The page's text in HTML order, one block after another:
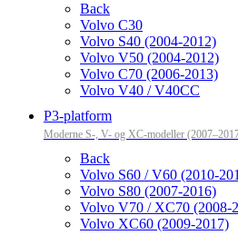
Back
Volvo C30
Volvo S40 (2004-2012)
Volvo V50 (2004-2012)
Volvo C70 (2006-2013)
Volvo V40 / V40CC
P3-platform
Moderne S-, V- og XC-modeller
Back
Volvo S60 / V60 (2010-
Volvo S80 (2007-2016)
Volvo V70 / XC70 (2008-
Volvo XC60 (2009-2017)